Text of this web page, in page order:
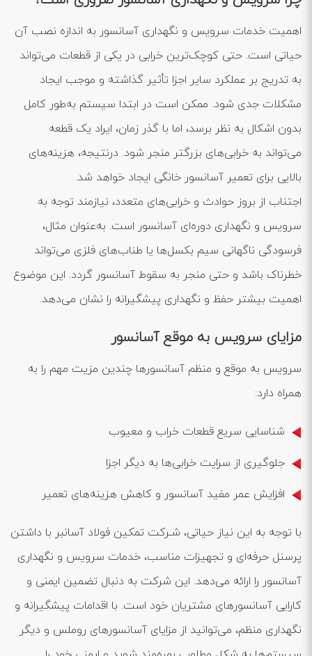
اهمیت خدمات سرویس و نگهداری آسانسور به اندازه نصب آن
حیاتی است. حتی کوچک‌ترین خرابی در یکی از قطعات می‌تواند
به تدریج بر عملکرد سایر اجزا تأثیر گذاشته و موجب ایجاد
مشکلات جدی شود. ممکن است در ابتدا سیستم به‌طور کامل
بدون اشکال به نظر برسد، اما با گذر زمان، ایراد یک قطعه
می‌تواند به خرابی‌های بزرگتر منجر شود. درنتیجه، هزینه‌های
بالایی برای تعمیر آسانسور خانگی ایجاد خواهد شد.
اجتناب از بروز حوادث و خرابی‌های متعدد، نیازمند توجه به
سرویس و نگهداری دوره‌ای آسانسور است. به‌عنوان مثال،
فرسودگی ناگهانی سیم بکسل‌ها یا طناب‌های فلزی می‌تواند
خطرناک باشد و حتی منجر به سقوط آسانسور گردد. این موضوع
اهمیت بیشتر حفظ و نگهداری پیشگیرانه را نشان می‌دهد.
مزایای سرویس به موقع آسانسور
سرویس به موقع و منظم آسانسورها چندین مزیت مهم را به
همراه دارد:
شناسایی سریع قطعات خراب و معیوب
جلوگیری از سرایت خرابی‌ها به دیگر اجزا
افزایش عمر مفید آسانسور و کاهش هزینه‌های تعمیر
با توجه به این نیاز حیاتی، شـركت تمکین فولاد آسانبر با داشتن
پرسنل حرفه‌ای و تجهیزات مناسب، خدمات سرویس و نگهداری
آسانسور را ارائه می‌دهد. این شرکت به دنبال تضمین ایمنی و
کارایی آسانسورهای مشتریان خود است. با اقدامات پیشگیرانه و
نگهداری منظم، می‌توانید از مزایای آسانسورهای روملس و دیگر